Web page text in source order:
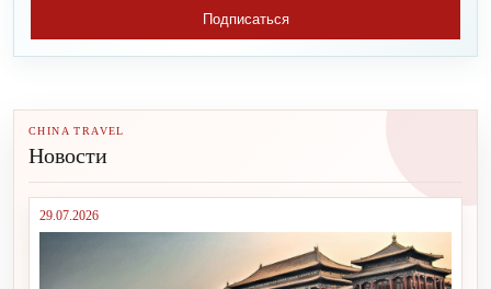
Подписаться
CHINA TRAVEL
Новости
29.07.2026